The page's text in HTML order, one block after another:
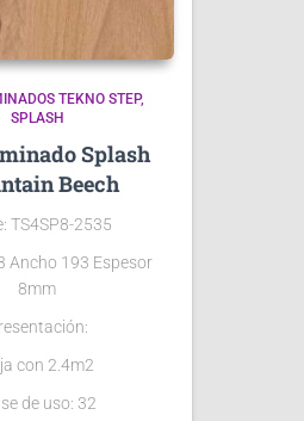
TEKNO STEP
SPLASH
Splash
Beech
TS4SP8-2535
Ancho 193 Espesor
8mm
con 2.4m2
de uso: 32